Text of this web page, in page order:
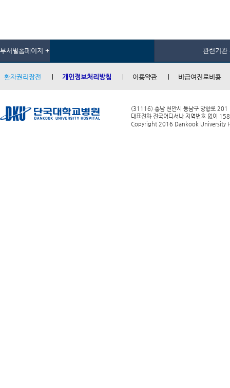
부서별홈페이지 + 관련기관
환자권리장전 개인정보처리방침 이용약관 비급여진료비용
(31116) 충남 천안시 동남구 망향로 201
대표전화 전국어디서나 지역번호 없이
Copyright 2016 Dankook University